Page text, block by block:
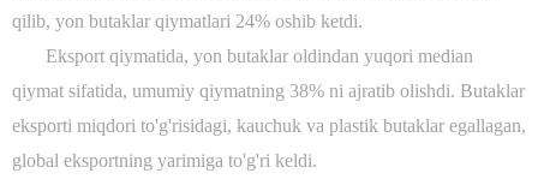
qilib, yon butaklar qiymatlari 24% oshib ketdi.
Eksport qiymatida, yon butaklar oldindan yuqori median
qiymat sifatida, umumiy qiymatning 38% ni ajratib olishdi. Butaklar
eksporti miqdori to'g'risidagi, kauchuk va plastik butaklar egallagan,
global eksportning yarimiga to'g'ri keldi.